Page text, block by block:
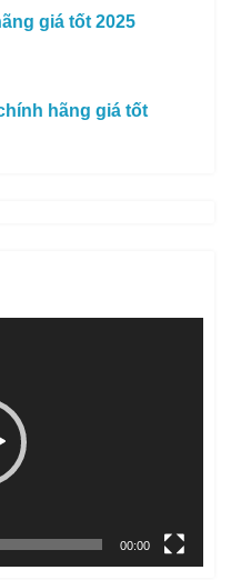
giá tốt 2025
hãng giá tốt
00:00